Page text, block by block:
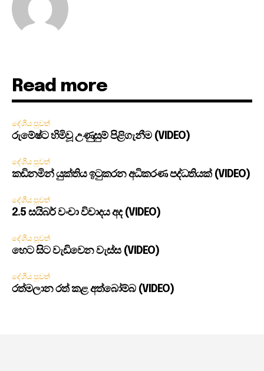
Read more
දේශීය පුවත්
රුමේෂ්ට හිමිවූ උණුසුම් පිළිගැනීම (VIDEO)
දේශීය පුවත්
කඩිනමින් යුක්තිය ඉටුකරන අධිකරණ පද්ධතියක් (VIDEO)
දේශීය පුවත්
2.5 සයිබර් වංචා විවාදය අද (VIDEO)
දේශීය පුවත්
හෙට සිට වැඩිවෙන වැස්ස (VIDEO)
දේශීය පුවත්
රත්මලාන රත් කළ අත්බෝම්බ (VIDEO)